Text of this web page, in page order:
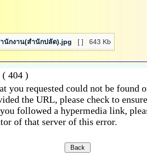
นักงาน(สำนักปลัด).jpg [ ] 643 Kb